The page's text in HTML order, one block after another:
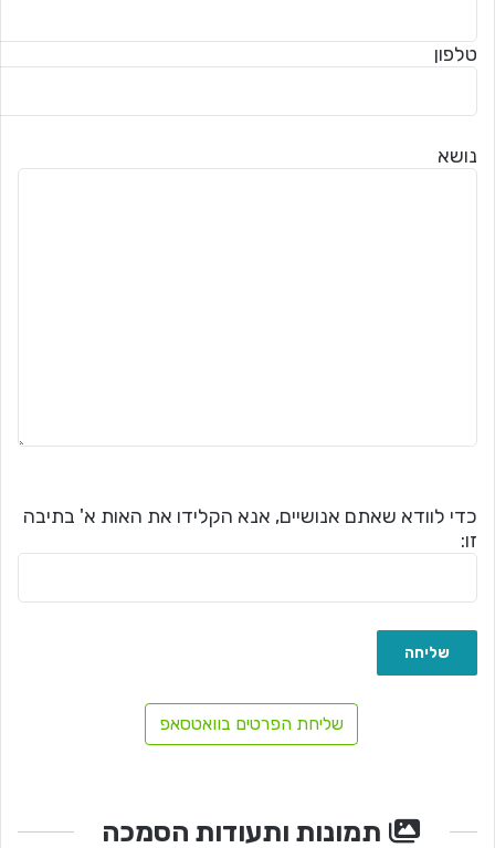
טלפון
נושא
כדי לוודא שאתם אנושיים, אנא הקלידו את האות א' בתיבה
זו:
שליחת הפרטים בוואטסאפ
תמונות ותעודות הסמכה